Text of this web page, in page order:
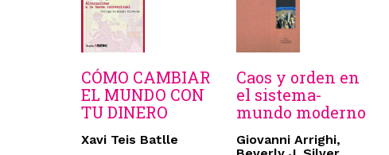
CÓMO CAMBIAR
EL MUNDO CON
TU DINERO
Xavi Teis Batlle
Caos y orden en
el sistema-
mundo moderno
Giovanni Arrighi,